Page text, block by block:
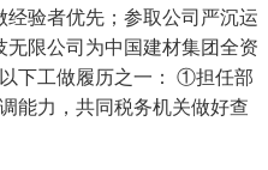
验者优先；参取公司严沉运
限公司为中国建材集团全资
下工做履历之一： ①担任部
能力，共同税务机关做好查